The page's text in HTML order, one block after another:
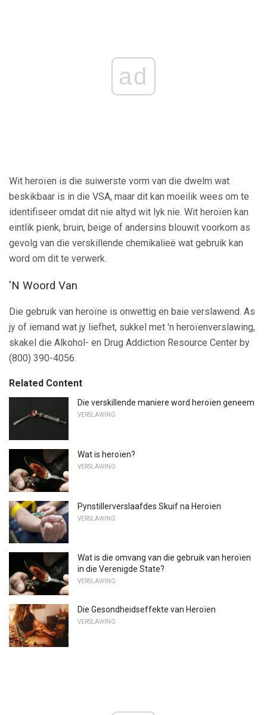
ad
Wit heroïen is die suiwerste vorm van die dwelm wat
beskikbaar is in die VSA, maar dit kan moeilik wees om te
identifiseer omdat dit nie altyd wit lyk nie. Wit heroïen kan
eintlik pienk, bruin, beige of andersins blouwit voorkom as
gevolg van die verskillende chemikalieë wat gebruik kan
word om dit te verwerk.
'N Woord Van
Die gebruik van heroïne is onwettig en baie verslawend. As
jy of iemand wat jy liefhet, sukkel met 'n heroïenverslawing,
skakel die Alkohol- en Drug Addiction Resource Center by
(800) 390-4056.
Related Content
Die verskillende maniere word heroïen geneem
VERSLAWING
Wat is heroïen?
VERSLAWING
Pynstillerverslaafdes Skuif na Heroïen
VERSLAWING
Wat is die omvang van die gebruik van heroïen
in die Verenigde State?
VERSLAWING
Die Gesondheidseffekte van Heroïen
VERSLAWING